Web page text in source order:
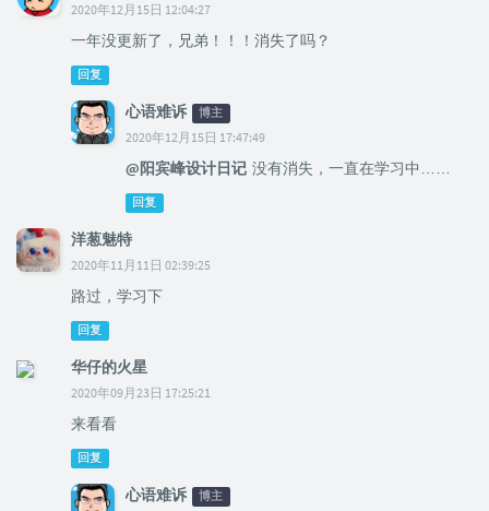
2020年12月15日 12:04:27
一年没更新了，兄弟！！！消失了吗？
回复
心语难诉 博主
2020年12月15日 17:47:49
@阳宾峰设计日记 没有消失，一直在学习中……
回复
洋葱魅特
2020年11月11日 02:39:25
路过，学习下
回复
华仔的火星
2020年09月23日 17:25:21
来看看
回复
心语难诉 博主